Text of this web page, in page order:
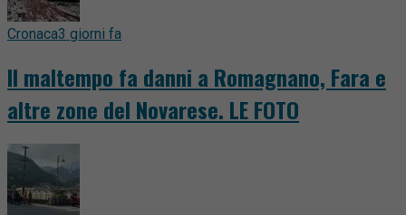
Cronaca3 giorni fa
Il maltempo fa danni a Romagnano, Fara e
altre zone del Novarese. LE FOTO